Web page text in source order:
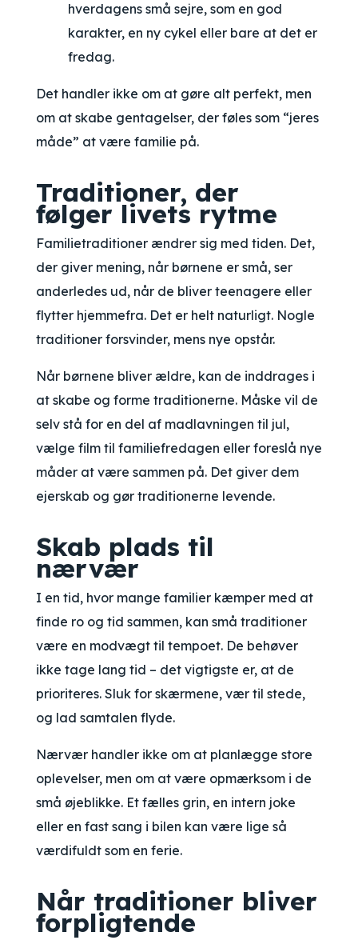
hverdagens små sejre, som en god
karakter, en ny cykel eller bare at det er
fredag.
Det handler ikke om at gøre alt perfekt, men
om at skabe gentagelser, der føles som “jeres
måde” at være familie på.
Traditioner, der
følger livets rytme
Familietraditioner ændrer sig med tiden. Det,
der giver mening, når børnene er små, ser
anderledes ud, når de bliver teenagere eller
flytter hjemmefra. Det er helt naturligt. Nogle
traditioner forsvinder, mens nye opstår.
Når børnene bliver ældre, kan de inddrages i
at skabe og forme traditionerne. Måske vil de
selv stå for en del af madlavningen til jul,
vælge film til familiefredagen eller foreslå nye
måder at være sammen på. Det giver dem
ejerskab og gør traditionerne levende.
Skab plads til
nærvær
I en tid, hvor mange familier kæmper med at
finde ro og tid sammen, kan små traditioner
være en modvægt til tempoet. De behøver
ikke tage lang tid – det vigtigste er, at de
prioriteres. Sluk for skærmene, vær til stede,
og lad samtalen flyde.
Nærvær handler ikke om at planlægge store
oplevelser, men om at være opmærksom i de
små øjeblikke. Et fælles grin, en intern joke
eller en fast sang i bilen kan være lige så
værdifuldt som en ferie.
Når traditioner bliver
forpligtende